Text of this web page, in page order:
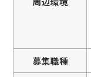
募集職種